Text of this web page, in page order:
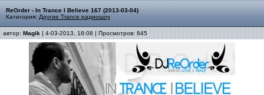
ReOrder - In Trance I Believe 167 (2013-03-04)
Категория: Другие Trance радиошоу
автор: Magik | 4-03-2013, 18:08 | Просмотров: 845